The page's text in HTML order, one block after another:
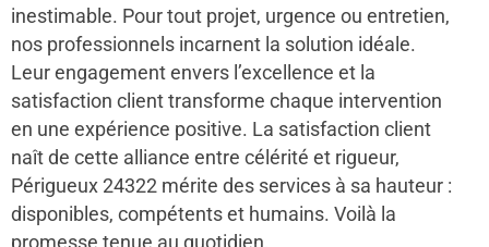
inestimable. Pour tout projet, urgence ou entretien,
nos professionnels incarnent la solution idéale.
Leur engagement envers l’excellence et la
satisfaction client transforme chaque intervention
en une expérience positive. La satisfaction client
naît de cette alliance entre célérité et rigueur,
Périgueux 24322 mérite des services à sa hauteur :
disponibles, compétents et humains. Voilà la
promesse tenue au quotidien.